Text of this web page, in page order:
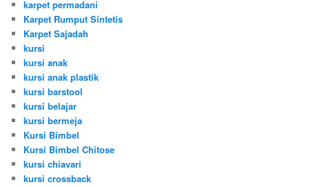
karpet permadani
Karpet Rumput Sintetis
Karpet Sajadah
kursi
kursi anak
kursi anak plastik
kursi barstool
kursi belajar
kursi bermeja
Kursi Bimbel
Kursi Bimbel Chitose
kursi chiavari
kursi crossback